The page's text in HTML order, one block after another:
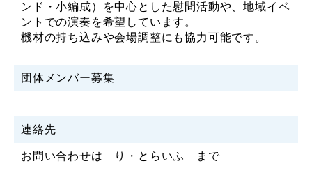
ンド・小編成）を中心とした慰問活動や、地域イベ
ントでの演奏を希望しています。
機材の持ち込みや会場調整にも協力可能です。
団体メンバー募集
連絡先
お問い合わせは り・とらいふ まで